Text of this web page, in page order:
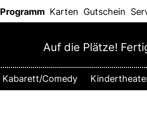
Programm Karten Gutschein
Auf die Plätze!
Kabarett/Comedy